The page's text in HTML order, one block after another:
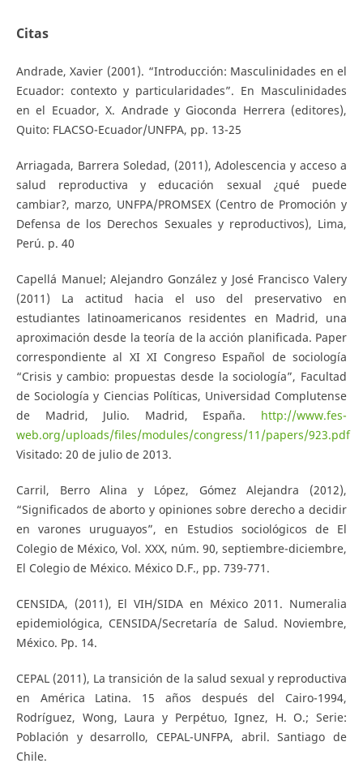
Citas
Andrade, Xavier (2001). “Introducción: Masculinidades en el
Ecuador: contexto y particularidades”. En Masculinidades
en el Ecuador, X. Andrade y Gioconda Herrera (editores),
Quito: FLACSO-Ecuador/UNFPA, pp. 13-25
Arriagada, Barrera Soledad, (2011), Adolescencia y acceso a
salud reproductiva y educación sexual ¿qué puede
cambiar?, marzo, UNFPA/PROMSEX (Centro de Promoción y
Defensa de los Derechos Sexuales y reproductivos), Lima,
Perú. p. 40
Capellá Manuel; Alejandro González y José Francisco Valery
(2011) La actitud hacia el uso del preservativo en
estudiantes latinoamericanos residentes en Madrid, una
aproximación desde la teoría de la acción planificada. Paper
correspondiente al XI XI Congreso Español de sociología
“Crisis y cambio: propuestas desde la sociología”, Facultad
de Sociología y Ciencias Políticas, Universidad Complutense
de Madrid, Julio. Madrid, España. http://www.fes-
web.org/uploads/files/modules/congress/11/papers/923.pdf
Visitado: 20 de julio de 2013.
Carril, Berro Alina y López, Gómez Alejandra (2012),
“Significados de aborto y opiniones sobre derecho a decidir
en varones uruguayos”, en Estudios sociológicos de El
Colegio de México, Vol. XXX, núm. 90, septiembre-diciembre,
El Colegio de México. México D.F., pp. 739-771.
CENSIDA, (2011), El VIH/SIDA en México 2011. Numeralia
epidemiológica, CENSIDA/Secretaría de Salud. Noviembre,
México. Pp. 14.
CEPAL (2011), La transición de la salud sexual y reproductiva
en América Latina. 15 años después del Cairo-1994,
Rodríguez, Wong, Laura y Perpétuo, Ignez, H. O.; Serie:
Población y desarrollo, CEPAL-UNFPA, abril. Santiago de
Chile.